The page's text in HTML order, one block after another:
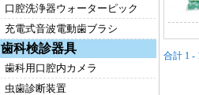
口腔洗浄器ウォーターピック
充電式音波電動歯ブラシ
歯科検診器具
歯科用口腔内カメラ
虫歯診断装置
合計 1 -